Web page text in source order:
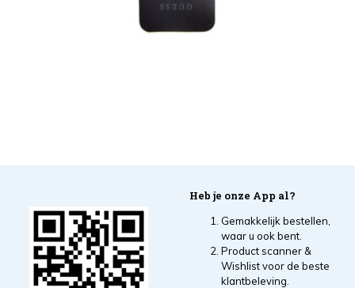
Heb je onze App al?
Gemakkelijk bestellen,
waar u ook bent.
Product scanner &
Wishlist voor de beste
klantbeleving.